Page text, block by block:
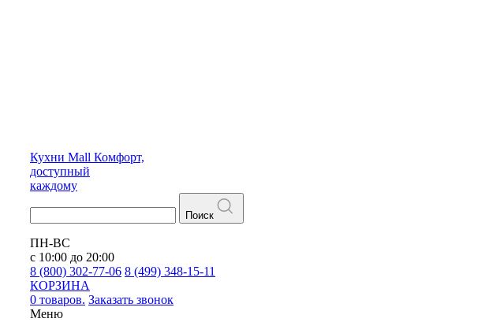
Кухни Mall Комфорт,
доступный
каждому
Поиск
ПН-ВС
с 10:00 до 20:00
8 (800) 302-77-06 8 (499) 348-15-11
КОРЗИНА
0 товаров. Заказать звонок
Меню